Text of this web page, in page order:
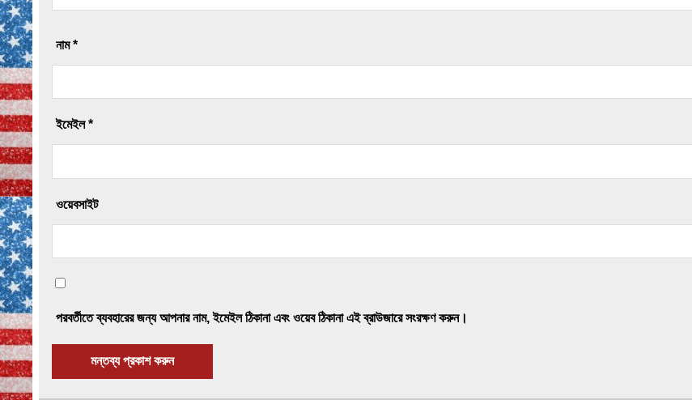
নাম*
ইমেইল*
ওয়েবসাইট
পরবর্তীতে ব্যবহারের জন্য আপনার নাম, ইমেইল ঠিকানা এবং ওয়েব ঠিকানা এই ব্রাউজারে সংরক্ষণ করুন।